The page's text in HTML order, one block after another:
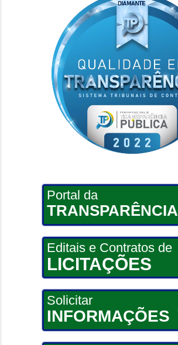
Portal da
TRANSPARÊNCIA
Editais e Contratos de
LICITAÇÕES
Solicitar
INFORMAÇÕES